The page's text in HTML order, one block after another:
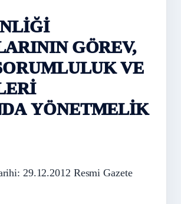
GÖREV,
VE
YÖNETMELİK
29.12.2012 Resmi Gazete